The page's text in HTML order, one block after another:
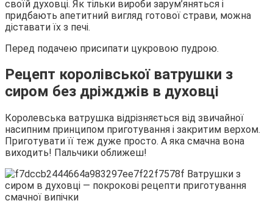
своїй духовці. Як тільки вироби зарум’яняться і
придбають апетитний вигляд готової страви, можна
діставати їх з печі.
Перед подачею присипати цукровою пудрою.
Рецепт королівської ватрушки з
сиром без дріжджів в духовці
Королевська ватрушка відрізняється від звичайної
насипним принципом приготування і закритим верхом.
Приготувати її теж дуже просто. А яка смачна вона
виходить! Пальчики оближеш!